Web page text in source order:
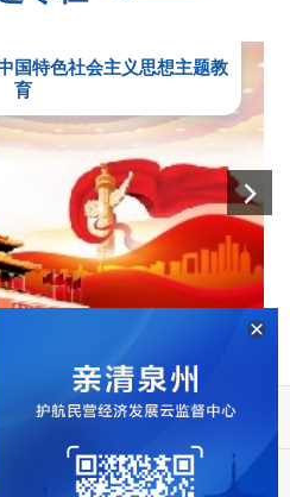
国特色社会主义思想主题教
育
区市网站 县市区网站
网站地图